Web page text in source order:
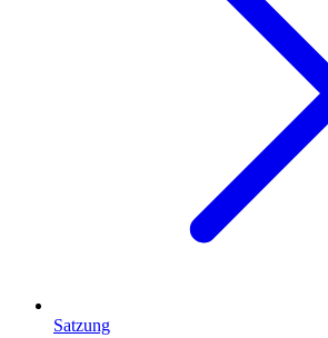
Satzung